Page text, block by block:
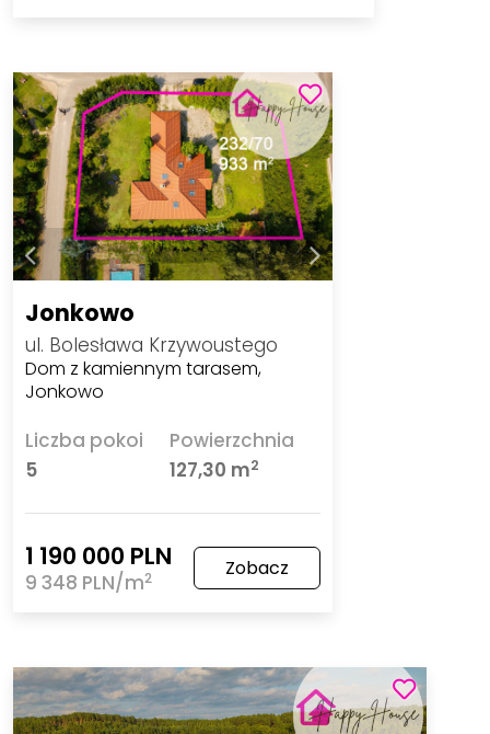
Jonkowo
ul. Bolesława Krzywoustego
Dom z kamiennym tarasem,
Jonkowo
Liczba pokoi
5
Powierzchnia
127,30 m2
1 190 000 PLN
9 348 PLN/m2 Zobacz